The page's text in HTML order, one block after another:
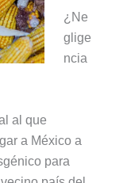
¿Ne
glige
ncia
al que
a México a
para